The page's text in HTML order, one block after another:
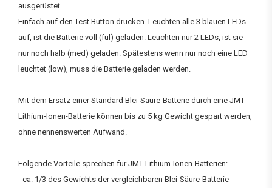
ausgerüstet.
Einfach auf den Test Button drücken. Leuchten alle 3 blauen LEDs
auf, ist die Batterie voll (ful) geladen. Leuchten nur 2 LEDs, ist sie
nur noch halb (med) geladen. Spätestens wenn nur noch eine LED
leuchtet (low), muss die Batterie geladen werden.
Mit dem Ersatz einer Standard Blei-Säure-Batterie durch eine JMT
Lithium-Ionen-Batterie können bis zu 5 kg Gewicht gespart werden,
ohne nennenswerten Aufwand.
Folgende Vorteile sprechen für JMT Lithium-Ionen-Batterien:
- ca. 1/3 des Gewichts der vergleichbaren Blei-Säure-Batterie